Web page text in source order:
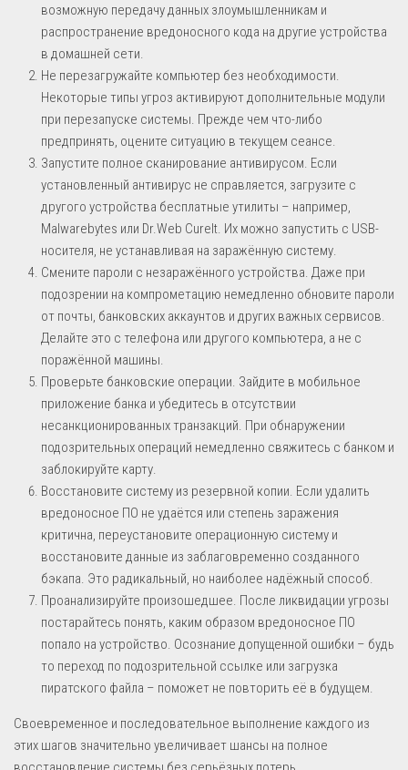
возможную передачу данных злоумышленникам и
распространение вредоносного кода на другие устройства
в домашней сети.
Не перезагружайте компьютер без необходимости.
Некоторые типы угроз активируют дополнительные модули
при перезапуске системы. Прежде чем что-либо
предпринять, оцените ситуацию в текущем сеансе.
Запустите полное сканирование антивирусом. Если
установленный антивирус не справляется, загрузите с
другого устройства бесплатные утилиты – например,
Malwarebytes или Dr.Web CureIt. Их можно запустить с USB-
носителя, не устанавливая на заражённую систему.
Смените пароли с незаражённого устройства. Даже при
подозрении на компрометацию немедленно обновите пароли
от почты, банковских аккаунтов и других важных сервисов.
Делайте это с телефона или другого компьютера, а не с
поражённой машины.
Проверьте банковские операции. Зайдите в мобильное
приложение банка и убедитесь в отсутствии
несанкционированных транзакций. При обнаружении
подозрительных операций немедленно свяжитесь с банком и
заблокируйте карту.
Восстановите систему из резервной копии. Если удалить
вредоносное ПО не удаётся или степень заражения
критична, переустановите операционную систему и
восстановите данные из заблаговременно созданного
бэкапа. Это радикальный, но наиболее надёжный способ.
Проанализируйте произошедшее. После ликвидации угрозы
постарайтесь понять, каким образом вредоносное ПО
попало на устройство. Осознание допущенной ошибки – будь
то переход по подозрительной ссылке или загрузка
пиратского файла – поможет не повторить её в будущем.
Своевременное и последовательное выполнение каждого из
этих шагов значительно увеличивает шансы на полное